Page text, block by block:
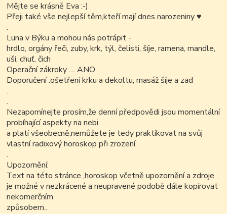
Mějte se krásně Eva :-)
Přeji také vše nejlepší těm,kteří mají dnes narozeniny ♥
.
Luna v Býku a mohou nás potrápit -
hrdlo, orgány řeči, zuby, krk, týl, čelisti, šíje, ramena, mandle,
uši, chuť, čich
Operační zákroky .... ANO
Doporučení :ošetření krku a dekoltu, masáž šíje a zad
.
.
Nezapomínejte prosím,že denní předpovědi jsou momentální
probíhající aspekty na nebi
a platí všeobecně,nemůžete je tedy praktikovat na svůj
vlastní radixový horoskop při zrození.
.
Upozornění:
Text na této stránce ,horoskop včetně upozornění a zdroje
je možné v nezkrácené a neupravené podobě dále kopírovat
nekomerčním
způsobem..